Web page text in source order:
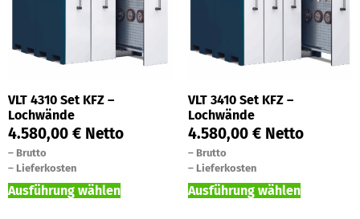
VLT 4310 Set KFZ –
Lochwände
4.580,00 € Netto
– Brutto
– Lieferkosten
Ausführung wählen
VLT 3410 Set KFZ –
Lochwände
4.580,00 € Netto
– Brutto
– Lieferkosten
Ausführung wählen